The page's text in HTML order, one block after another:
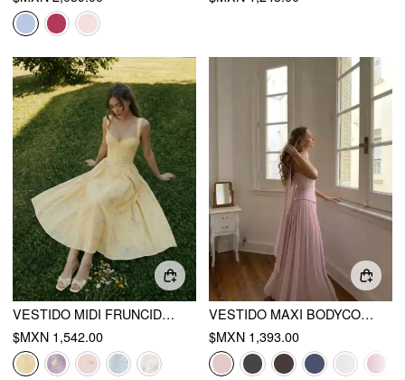
VESTIDO MIDI FRUNCIDO CON ESCOTE CORAZÓN Y ESTAMPADO FLORAL
$MXN 1,542.00
VESTIDO MAXI BODYCON DE GASA CON ESCOTE HALTER Y CORDÓN
$MXN 1,393.00